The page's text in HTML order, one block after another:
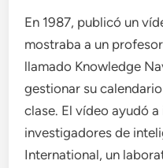
En 1987, publicó un
mostraba a un
llamado Knowledge
gestionar su
clase. El vídeo ayudó
investigadores de
International, un